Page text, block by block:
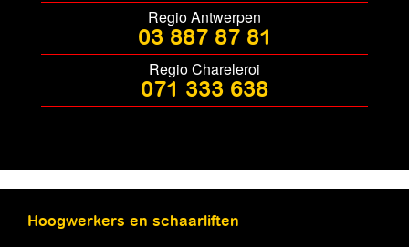
Regio Antwerpen
03 887 87 81
Regio Chareleroi
071 333 638
Hoogwerkers en schaarliften